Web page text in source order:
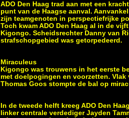
ADO Den Haag trad aan met een
punt van de Haagse aanval.
zijn teamgenoten in perspectiefrijke
Toch kwam ADO Den Haag al in de
Kigongo. Scheidsrechter Danny van
strafschopgebied was getorpedeerd.
Miraculeus
Kigongo was trouwens in het eerste
met doelpogingen en voorzetten.
Thomas Goos stompte de bal op
In de tweede helft kreeg ADO Den
linker centrale verdediger Jayden